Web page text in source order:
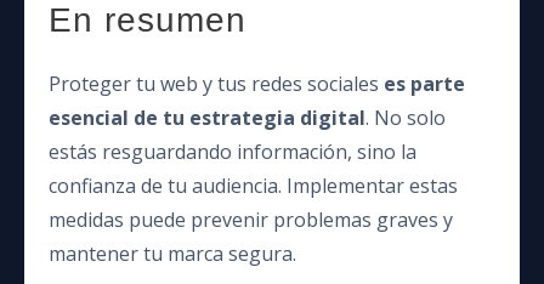
En resumen
Proteger tu web y tus redes sociales es parte
esencial de tu estrategia digital. No solo
estás resguardando información, sino la
confianza de tu audiencia. Implementar estas
medidas puede prevenir problemas graves y
mantener tu marca segura.